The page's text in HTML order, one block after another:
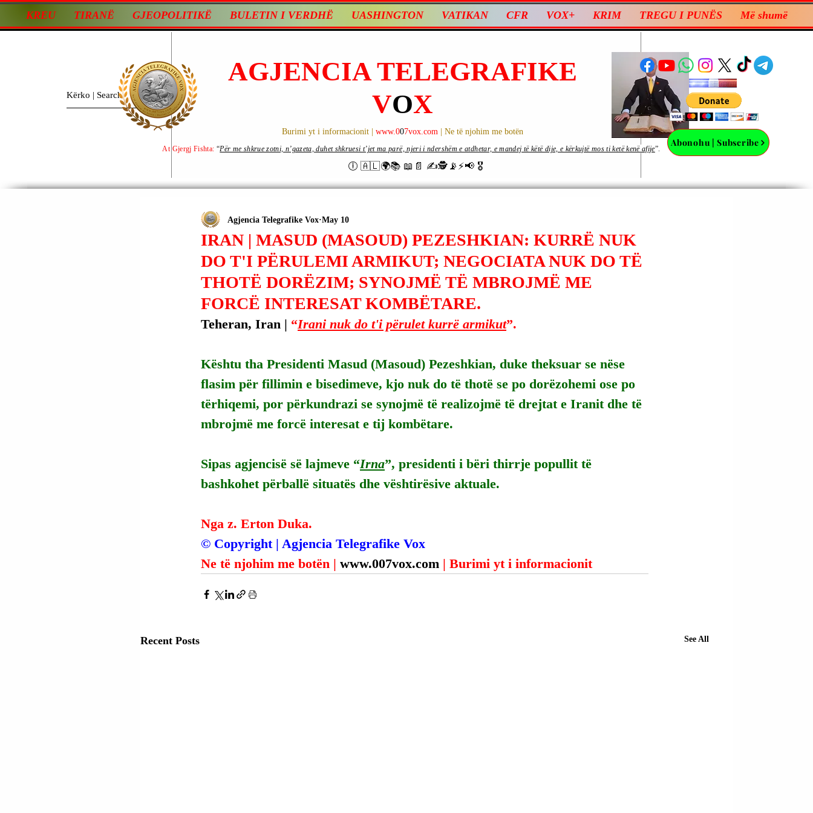
KREU TIRANË GJEOPOLITIKË BULETIN I VERDHË UASHINGTON VATIKAN CFR VOX+ KRIM TREGU I PUNËS Më shumë
AGJENCIA TELEGRAFIKE
VOX
Burimi yt i informacionit | www.007vox.com | Ne të njohim me botën
🕕 🇦🇱🌍📚 📖📄 ✍🕵️📡⚡️📢 🎖
Abonohu | Subscribe
At Gjergj Fishta: “Për me shkrue zotni, n’gazeta, duhet shkruesi t’jet ma parë, njeri i ndershëm e atdhetar, e mandej të këtë dije, e kërkujtë mos ti ketë kenë afije”.
IRAN | MASUD (MASOUD) PEZESHKIAN: KURRË NUK
DO T'I PËRULEMI ARMIKUT; NEGOCIATA NUK DO TË
THOTË DORËZIM; SYNOJMË TË MBROJMË ME
FORCË INTERESAT KOMBËTARE.
Agjencia Telegrafike Vox May 10
Teheran, Iran | “Irani nuk do t'i përulet kurrë armikut”.
Kështu tha Presidenti Masud (Masoud) Pezeshkian, duke theksuar se nëse
flasim për fillimin e bisedimeve, kjo nuk do të thotë se po dorëzohemi ose po
tërhiqemi, por përkundrazi se synojmë të realizojmë të drejtat e Iranit dhe të
mbrojmë me forcë interesat e tij kombëtare.
Sipas agjencisë së lajmeve “Irna”, presidenti i bëri thirrje popullit të
bashkohet përballë situatës dhe vështirësive aktuale.
Nga z. Erton Duka.
© Copyright | Agjencia Telegrafike Vox
Ne të njohim me botën | www.007vox.com | Burimi yt i informacionit
Recent Posts See All